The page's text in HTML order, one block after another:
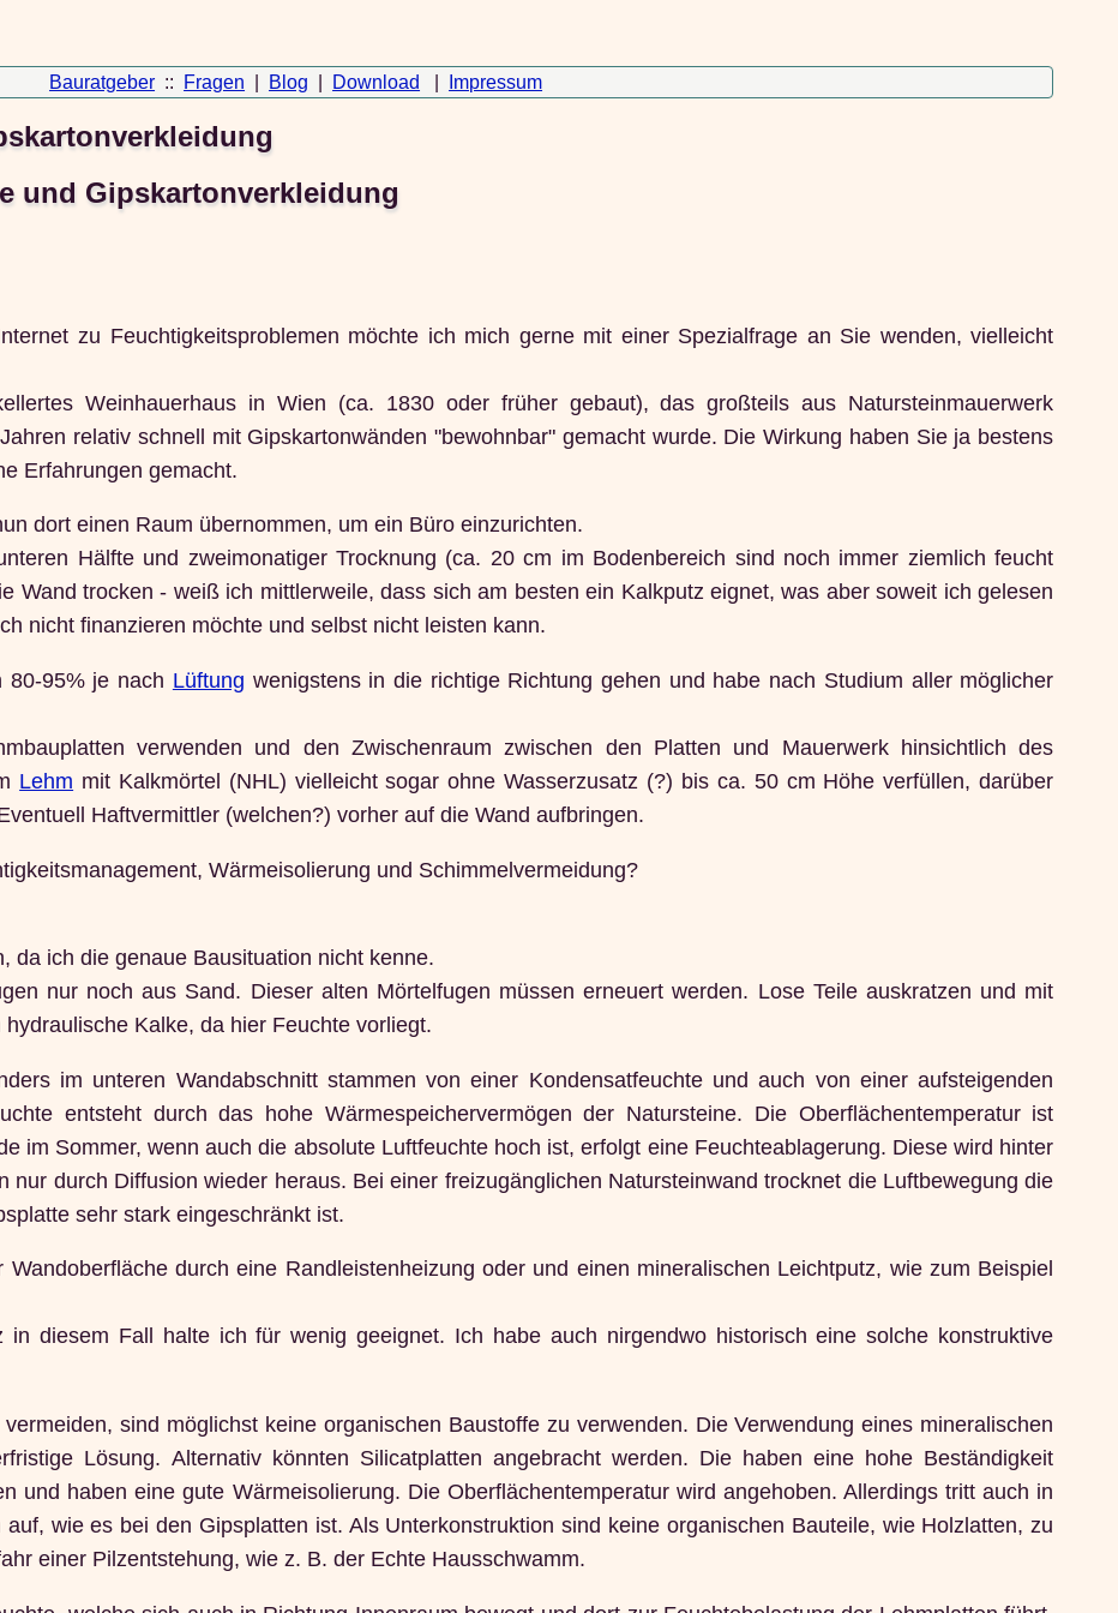
Bauratgeber :: Fragen Blog Download Impressum
und Gipskartonverkleidung
zu Feuchtigkeitsproblemen möchte ich mich gerne mit einer Spezialfrage an Sie wenden, vielleicht
Weinhauerhaus in Wien (ca. 1830 oder früher gebaut), das großteils aus Natursteinmauerwerk
relativ schnell mit Gipskartonwänden "bewohnbar" gemacht wurde. Die Wirkung haben Sie ja bestens
Erfahrungen gemacht.
dort einen Raum übernommen, um ein Büro einzurichten.
Hälfte und zweimonatiger Trocknung (ca. 20 cm im Bodenbereich sind noch immer ziemlich feucht
Wand trocken - weiß ich mittlerweile, dass sich am besten ein Kalkputz eignet, was aber soweit ich gelesen
nicht finanzieren möchte und selbst nicht leisten kann.
80-95% je nach Lüftung wenigstens in die richtige Richtung gehen und habe nach Studium aller möglicher
verwenden und den Zwischenraum zwischen den Platten und Mauerwerk hinsichtlich des
Lehm mit Kalkmörtel (NHL) vielleicht sogar ohne Wasserzusatz (?) bis ca. 50 cm Höhe verfüllen, darüber
Haftvermittler (welchen?) vorher auf die Wand aufbringen.
Wärmeisolierung und Schimmelvermeidung?
da ich die genaue Bausituation nicht kenne.
nur noch aus Sand. Dieser alten Mörtelfugen müssen erneuert werden. Lose Teile auskratzen und mit
Kalke, da hier Feuchte vorliegt.
im unteren Wandabschnitt stammen von einer Kondensatfeuchte und auch von einer aufsteigenden
entsteht durch das hohe Wärmespeichervermögen der Natursteine. Die Oberflächentemperatur ist
im Sommer, wenn auch die absolute Luftfeuchte hoch ist, erfolgt eine Feuchteablagerung. Diese wird hinter
durch Diffusion wieder heraus. Bei einer freizugänglichen Natursteinwand trocknet die Luftbewegung die
sehr stark eingeschränkt ist.
durch eine Randleistenheizung oder und einen mineralischen Leichtputz, wie zum Beispiel
diesem Fall halte ich für wenig geeignet. Ich habe auch nirgendwo historisch eine solche konstruktive
sind möglichst keine organischen Baustoffe zu verwenden. Die Verwendung eines mineralischen
Lösung. Alternativ könnten Silicatplatten angebracht werden. Die haben eine hohe Beständigkeit
und haben eine gute Wärmeisolierung. Die Oberflächentemperatur wird angehoben. Allerdings tritt auch in
wie es bei den Gipsplatten ist. Als Unterkonstruktion sind keine organischen Bauteile, wie Holzlatten, zu
einer Pilzentstehung, wie z. B. der Echte Hausschwamm.